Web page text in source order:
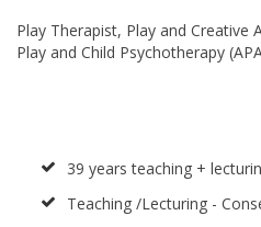
Play Therapist, Play and Creative
Play and Child Psychotherapy
39 years teaching +
Teaching /Lecturing -